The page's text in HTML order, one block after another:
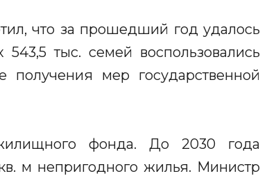
что за прошедший год удалось
тыс. семей воспользовались
мер государственной
фонда. До 2030 года
м непригодного жилья. Министр